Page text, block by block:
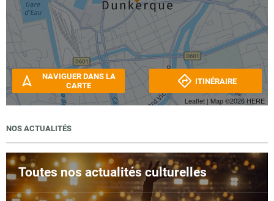
Leaflet | Map ©2026HERE
NAVIGUER DANS LA
CARTE
ITINÉRAIRE
NOS ACTUALITÉS
Toutes nos actualités culturelles